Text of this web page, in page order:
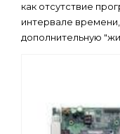
как отсутствие
интервале
дополнительную